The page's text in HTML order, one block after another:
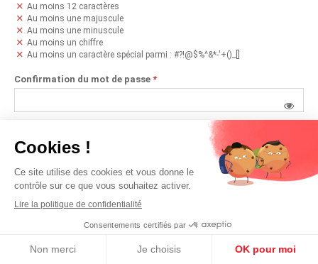
Au moins 12 caractères
Au moins une majuscule
Au moins une minuscule
Au moins un chiffre
Au moins un caractère spécial parmi : #?!@$%^&*-'+()_[]
Confirmation du mot de passe *
J'accepte de recevoir des offres promotionnelles par mail
J'ai déjà un compte
Aide